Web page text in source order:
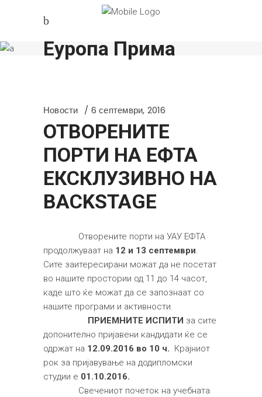
Еуропа Прима
Новости 6 септември, 2016
ОТВОРЕНИТЕ
ПОРТИ НА ЕФТА
ЕКСКЛУЗИВНО НА
BACKSTAGE
Отворените порти на УАУ ЕФТА
продолжуваат на 12 и 13 септември.
Сите заитересирани можат да не посетат
во нашите простории од 11 до 14 часот,
каде што ќе можат да се запознаат со
нашите програми и активности.
ПРИЕМНИТЕ ИСПИТИ за сите
допонително пријавени кандидати ќе се
одржат на 12.09.2016 во 10 ч. Крајниот
рок за пријавување на додипломски
студии е 01.10.2016.
Свечениот почеток на учебната